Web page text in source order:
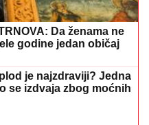
Da ženama ne
godine jedan običaj
je najzdraviji? Jedna
se izdvaja zbog moćnih